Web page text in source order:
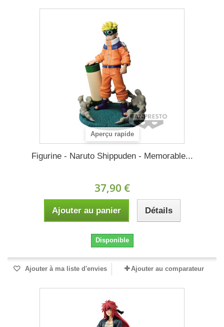
Aperçu rapide
Figurine - Naruto Shippuden - Memorable...
37,90 €
Ajouter au panier Détails
Disponible
Ajouter à ma liste d'envies Ajouter au comparateur